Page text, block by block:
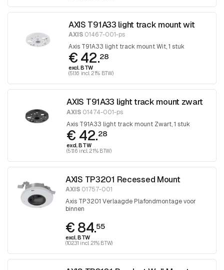
AXIS T91A33 light track mount wit
AXIS01467-001-ps
Axis T91A33 light track mount Wit, 1 stuk
€ 42.28
excl. BTW
(51.16 incl. 21% BTW)
AXIS T91A33 light track mount zwart
AXIS 01474-001-ps
Axis T91A33 light track mount Zwart, 1 stuk
€ 42.28
excl. BTW
(51.16 incl. 21% BTW)
AXIS TP3201 Recessed Mount
AXIS 01757-001
Axis TP3201 Verlaagde Plafondmontage voor
binnen
€ 84.55
excl. BTW
(102.31 incl. 21% BTW)